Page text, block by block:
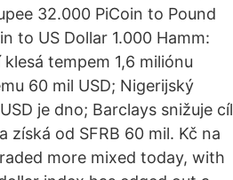
32.000 PiCoin to Pound
to US Dollar 1.000 Hamm:
tempem 1,6 miliónu
60 mil USD; Nigerijský
je dno; Barclays snižuje cíl
získá od SFRB 60 mil. Kč na
more mixed today, with